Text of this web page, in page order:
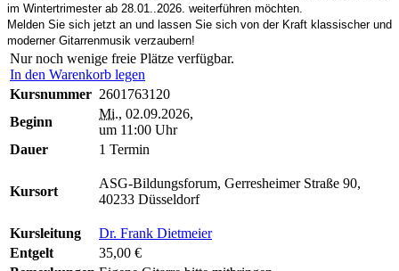
im Wintertrimester ab 28.01..2026. weiterführen möchten.
Melden Sie sich jetzt an und lassen Sie sich von der Kraft klassischer und
moderner Gitarrenmusik verzaubern!
Nur noch wenige freie Plätze verfügbar.
In den Warenkorb legen
Kursnummer 2601763120
Beginn
Mi., 02.09.2026,
um 11:00 Uhr
Dauer
1 Termin
Kursort
ASG-Bildungsforum, Gerresheimer Straße 90,
40233 Düsseldorf
Kursleitung
Dr. Frank Dietmeier
Entgelt
35,00 €